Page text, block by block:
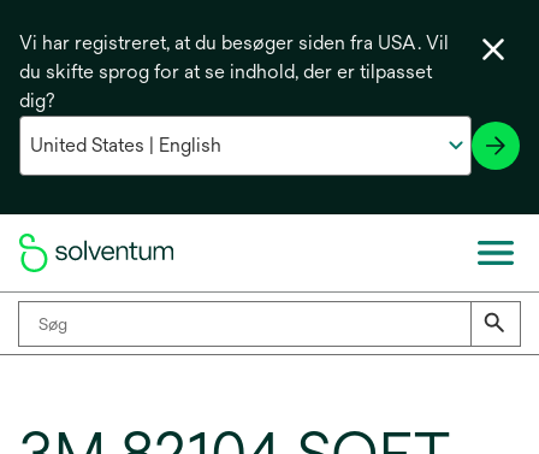
Vi har registreret, at du besøger siden fra USA. Vil
du skifte sprog for at se indhold, der er tilpasset
dig?